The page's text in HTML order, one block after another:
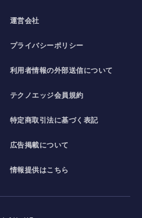
運営会社
プライバシーポリシー
利用者情報の外部送信について
テクノエッジ会員規約
特定商取引法に基づく表記
広告掲載について
情報提供はこちら